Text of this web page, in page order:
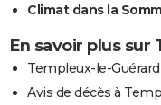
Climat dans la
En savoir plus sur
Templeux-le-Guérard
Avis de décès à